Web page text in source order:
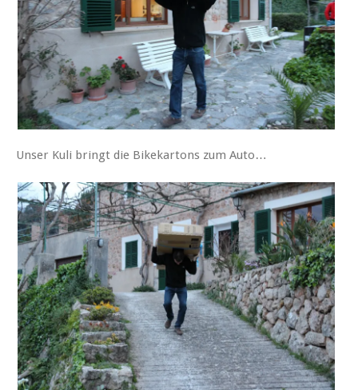
Unser Kuli bringt die Bikekartons zum Auto…